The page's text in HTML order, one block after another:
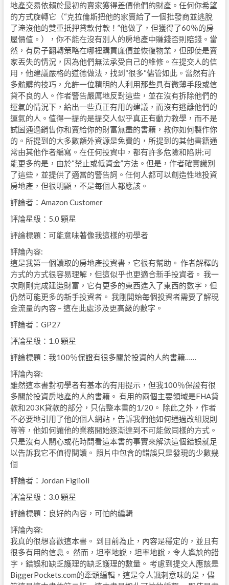
地產交易依賴於最初的賣家獲得差價他們的財產。任何你希望
的方式旋轉它（“克拉倫斯把他的家賣給了一個批發商並逃脫
了淹沒他的雙重抵押貸款付款！”他做了，但獲得了60％的房
屋價值。），你不能在沒有別人的房地產中賺錢否則賠錢。當
然，有房子翻轉策略在哪裡購買廉價並恢復物業，但即使是賣
家丟失的情況，因為他們無法承受自己的維修。在提交人的信
用，他建議嚴格的道德做法，找到“很多“儘管如此。當然有許
多骯髒的技巧，允許一位精明的人利用那些具有微薄手段或信
貸不良的人。作者警告嚴厲地反對這些，並在沒有拆除他們的
運氣的情況下，給出一些真正有用的建議，而沒有逃離他們的
運氣的人。值得一提的是提交人似乎真正有動力教學，而不是
試圖通過銷售你和賣給你的財富無盡的書籍，教你如何製作你
的。所提到的大多數額外資源是免費的，所提到的其他書籍通
常由其他作者編寫。在任何投資中，都有許多危險和陷阱;可
能更多的是，由於“禁止或低資金”方法。但是，作者確實識別
了這些，並提供了適當的警告詞。任何人都可以創造性地投資
房地產，但很明顯，不是每個人都應該。
評論者：Amazon Customer
評論星級：5.0 顆星
評論標題：可能意味著像我這樣的初學者
評論內容:
這是我第一個讀取的房地產投資書，它很有幫助。 作者解釋的
方式的方式很容易理解，但這似乎也更適合新手投資者。 我一
次剛剛完成建造財富，它有更多的東西進入了東西的數字，但
仍然可能更多的新手投資者。 我剛開始每個投資者需要了解現
金流量的內容 – 這在此處涉及更高級的數字。
評論者：GP27
評論星級：1.0 顆星
評論標題：我100％保證有很多關於投資的人的書籍……
評論內容:
雖然這本書對初學者有基本的有用提示，但我100％保證有很
多關於投資房地產的人的書籍。 有用的兩個主要領域是FHA貸
款和203K貸款的部分，只佔整本書的1/20。 除此之外，作者
不必要地引用了他的個人網站，告訴我們他如何通過改組規則
等等，他如何讓他的業務開始逐漸達到不可能做同樣的方式。
只是沒有人關心或花時間看這本書的事實來解決這個錯誤就足
以告訴我它不值得閱讀。 照片中包含的錯誤只是發現的少數幾
個
評論者：Jordan Figlioli
評論星級：3.0 顆星
評論標題：良好的內容，可怕的編輯
評論內容:
我真的很想喜歡這本書。 到目前為止，內容是穩定的，並且有
很多有用的信息。 然而，坦率地說，坦率地說，令人尷尬的錯
字，錯誤和缺乏護理的缺乏護理的數量。 考慮到提交人應該是
BiggerPockets.com的牽頭編輯，這是令人諷刺意味的是，儘